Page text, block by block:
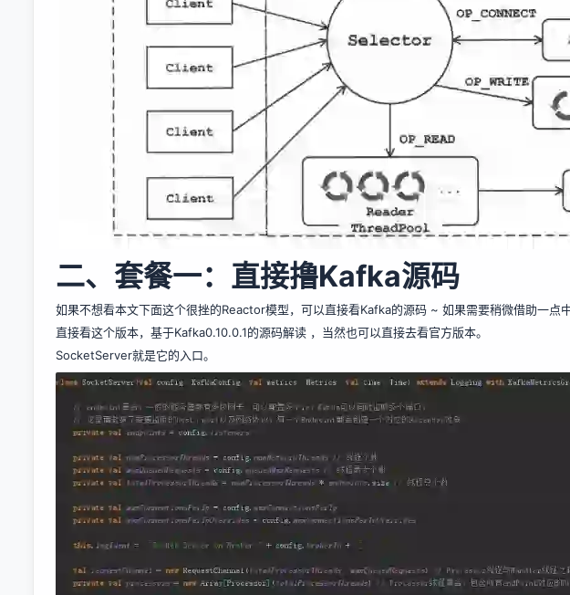
二、套餐一：直接撸Kafka源码
如果不想看本文下面这个很挫的Reactor模型，可以直接看Kafka的源码 ~ 如果需要稍微借助一点
直接看这个版本， 基于Kafka0.10.0.1的源码解读 ，当然也可以直接去看官方版本。
SocketServer就是它的入口。